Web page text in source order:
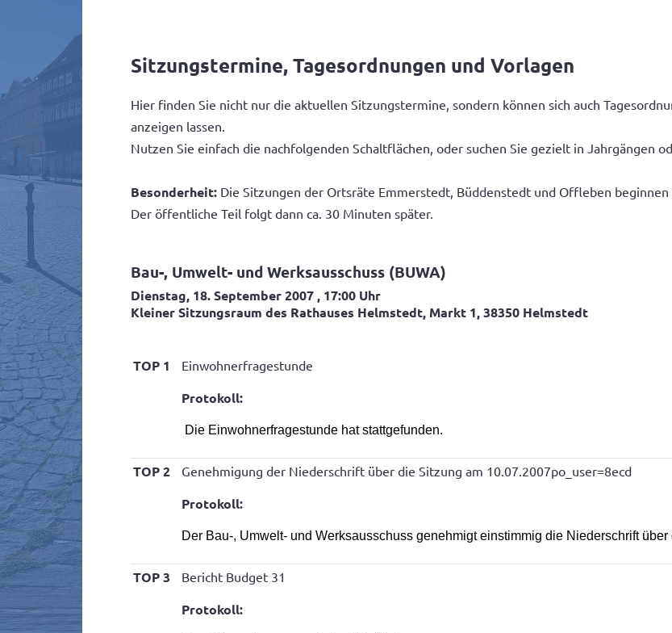
Sitzungstermine, Tagesordnungen und Vorlagen
Hier finden Sie nicht nur die aktuellen Sitzungstermine, sondern können sich auch
anzeigen lassen.
Nutzen Sie einfach die nachfolgenden Schaltflächen, oder suchen Sie gezielt in Jahrgängen
Besonderheit: Die Sitzungen der Ortsräte Emmerstedt, Büddenstedt und Offleben
Der öffentliche Teil folgt dann ca. 30 Minuten später.
Bau-, Umwelt- und Werksausschuss (BUWA)
Dienstag, 18. September 2007 , 17:00 Uhr
Kleiner Sitzungsraum des Rathauses Helmstedt, Markt 1, 38350 Helmstedt
TOP 1 Einwohnerfragestunde
Protokoll:
Die Einwohnerfragestunde hat stattgefunden.
TOP 2 Genehmigung der Niederschrift über die Sitzung am 10.07.2007po_user=8ecd
Protokoll:
Der Bau-, Umwelt- und Werksausschuss genehmigt einstimmig die Niederschrift
TOP 3 Bericht Budget 31
Protokoll: